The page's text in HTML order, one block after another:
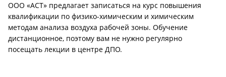
ООО «АСТ» предлагает записаться на курс повышения
квалификации по физико-химическим и химическим
методам анализа воздуха рабочей зоны. Обучение
дистанционное, поэтому вам не нужно регулярно
посещать лекции в центре ДПО.